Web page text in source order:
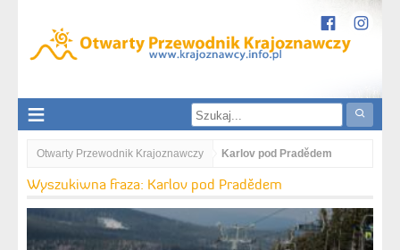
Otwarty Przewodnik Krajoznawczy Karlov pod Pradědem
Wyszukiwna fraza: Karlov pod Pradědem